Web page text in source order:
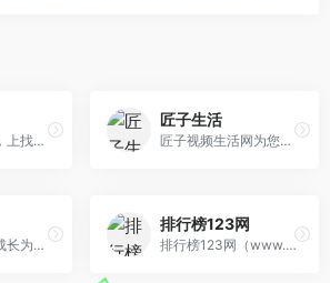
买卖手机靓号，上找号网，精品手机号码大全。为您提供各地网上选号、转让靓号，号码定制等服务，多种移动靓号、联通号码、电信手机号等您来挑选。
匠子生活
匠子视频生活网为您提供生活...
飞行者联盟已成长为优秀的中文航空领域技术交流平台。致力于整合各类飞机模拟机软硬件产业链，集结广大模拟飞行爱好者、航模和无人机开发者共同打造绿色航空技术交流生态圈!
排行榜123网
排行榜123网（www.phb123.com），正在努力为您呈现丰富的十大排行榜，最新的热门排行榜、人气排行榜、品牌排行榜。